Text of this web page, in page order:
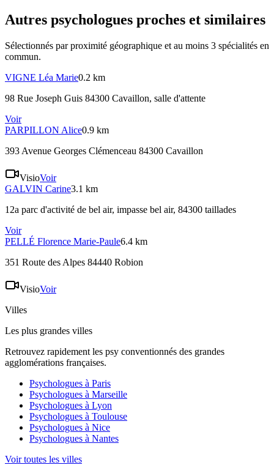
Autres psychologues proches et similaires
Sélectionnés par proximité géographique et au moins 3 spécialités en
commun.
VIGNE Léa Marie0.2 km
98 Rue Joseph Guis 84300 Cavaillon, salle d'attente
Voir
PARPILLON Alice0.9 km
393 Avenue Georges Clémenceau 84300 Cavaillon
VisioVoir
GALVIN Carine3.1 km
12a parc d'activité de bel air, impasse bel air, 84300 taillades
Voir
PELLÉ Florence Marie-Paule6.4 km
351 Route des Alpes 84440 Robion
VisioVoir
Villes
Les plus grandes villes
Retrouvez rapidement les psy conventionnés des grandes
agglomérations françaises.
Psychologues à Paris
Psychologues à Marseille
Psychologues à Lyon
Psychologues à Toulouse
Psychologues à Nice
Psychologues à Nantes
Voir toutes les villes